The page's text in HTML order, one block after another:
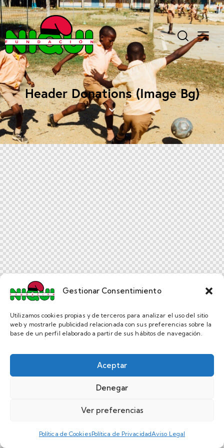
Gestionar Consentimiento
Utilizamos cookies propias y de terceros para analizar el uso del sitio
web y mostrarle publicidad relacionada con sus preferencias sobre la
base de un perfil elaborado a partir de sus hábitos de navegación.
Aceptar
Denegar
Ver preferencias
Política de CookiesPolítica de PrivacidadAviso Legal
Header Donations (Image Bg)